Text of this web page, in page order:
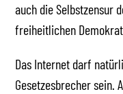
auch die Selbstzensur
freiheitlichen
Das Internet darf
Gesetzesbrecher sein.